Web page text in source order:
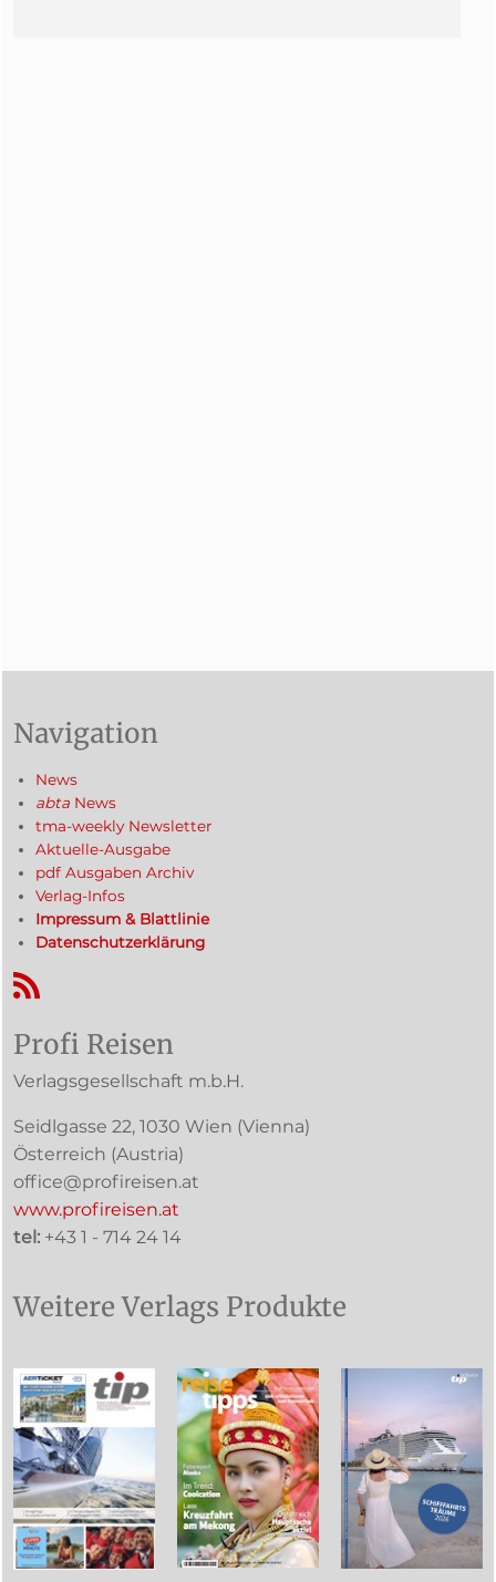
Navigation
News
abta News
tma-weekly Newsletter
Aktuelle-Ausgabe
pdf Ausgaben Archiv
Verlag-Infos
Impressum & Blattlinie
Datenschutzerklärung
RSS-Feed
Profi Reisen
Verlagsgesellschaft m.b.H.
Seidlgasse 22, 1030 Wien (Vienna)
Österreich (Austria)
office@profireisen.at
www.profireisen.at
tel: +43 1 - 714 24 14
Weitere Verlags Produkte